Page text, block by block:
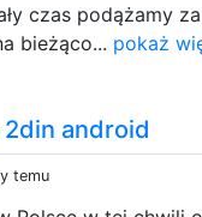
czas podążamy
bieżąco... pokaż
android
temu